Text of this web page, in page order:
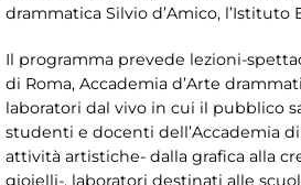
drammatica Silvio d’Amico, l’Istituto
Il programma prevede lezioni-
di Roma, Accademia d’Arte
laboratori dal vivo in cui il pubblico
studenti e docenti dell’Accademia
attività artistiche- dalla grafica alla
gioielli-, laboratori destinati alle